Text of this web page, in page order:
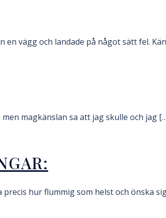
vägg och landade på något sätt fel.
magkänslan sa att jag skulle och jag
precis hur flummig som helst och önska